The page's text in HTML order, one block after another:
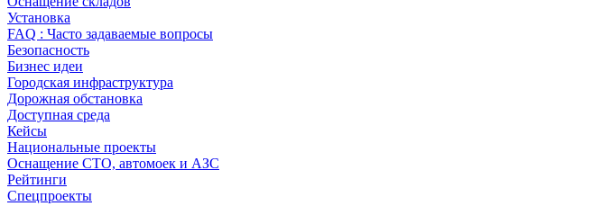
Установка
FAQ : Часто задаваемые вопросы
Безопасность
Бизнес идеи
Городская инфраструктура
Дорожная обстановка
Доступная среда
Кейсы
Национальные проекты
Оснащение СТО, автомоек и АЗС
Рейтинги
Спецпроекты